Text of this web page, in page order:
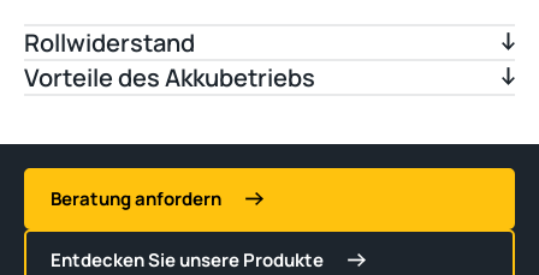
Rollwiderstand
Vorteile des Akkubetriebs
Beratung anfordern
Entdecken Sie unsere Produkte